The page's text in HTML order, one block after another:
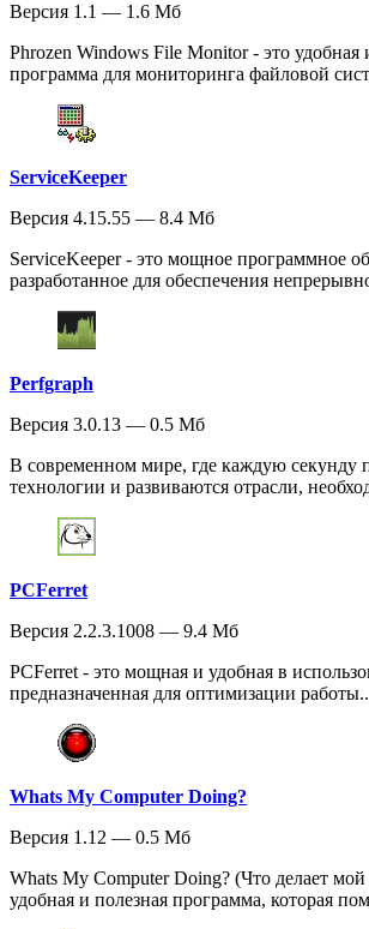
Версия 1.1 — 1.6 Мб
Phrozen Windows File Monitor - это
программа для мониторинга файловой
ServiceKeeper
Версия 4.15.55 — 8.4 Мб
ServiceKeeper - это мощное программное
разработанное для обеспечения
Perfgraph
Версия 3.0.13 — 0.5 Мб
В современном мире, где каждую секунду
технологии и развиваются отрасли,
PCFerret
Версия 2.2.3.1008 — 9.4 Мб
PCFerret - это мощная и удобная в
предназначенная для оптимизации
Whats My Computer Doing?
Версия 1.12 — 0.5 Мб
Whats My Computer Doing? (Что делает
удобная и полезная программа, которая